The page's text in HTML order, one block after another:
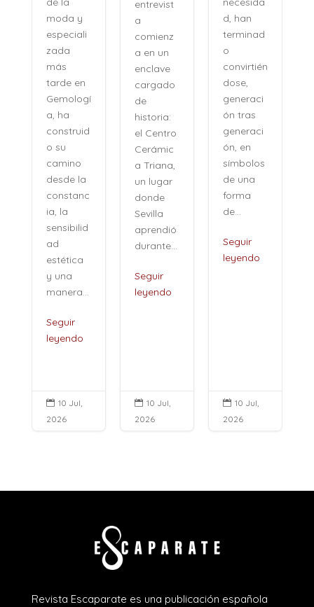
moda y
especiali
zada
más
tarde en
Gemologí
a, ha
construid
o su
camino
desde la
constanc
ia, la
sensibilid
ad
estética
y una
manera...
Seguir
leyendo
 10 Jul,
2026
entrevist
a
comienz
a en un
enclave
cargado
de
historia:
el Centro
Cerámic
a Triana,
un lugar
donde
Sevilla
aprendió
durante...
Seguir
leyendo
 10 Jul,
2026
d, han
terminad
o
convirtién
dose,
generaci
ón tras
generaci
ón, en
símbolos
de una
forma
de...
Seguir
leyendo
 10 Jul,
2026
Revista Escaparate es una publicación española